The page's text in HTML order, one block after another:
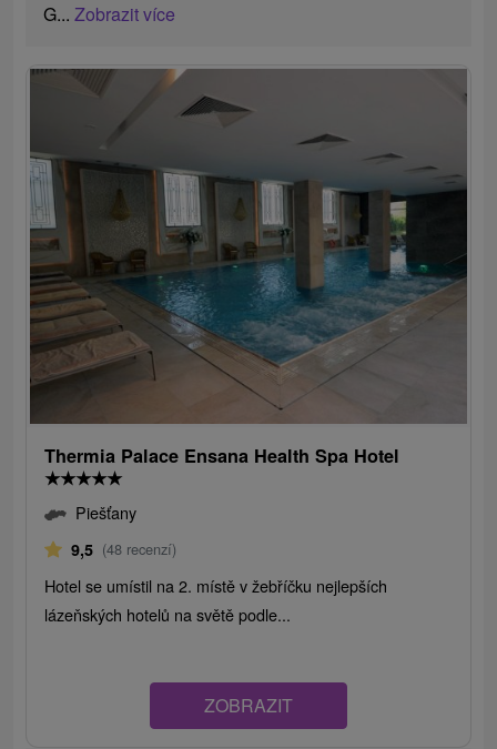
G...Zobrazit více
Thermia Palace Ensana Health Spa Hotel
★★★★★
Piešťany
9,5 (48 recenzí)
Hotel se umístil na 2. místě v žebříčku nejlepších
lázeňských hotelů na světě podle...
ZOBRAZIT